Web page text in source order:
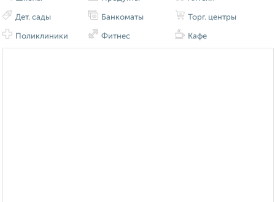
Дет. сады
Поликлиники
Банкоматы
Фитнес
Торг. центры
Кафе